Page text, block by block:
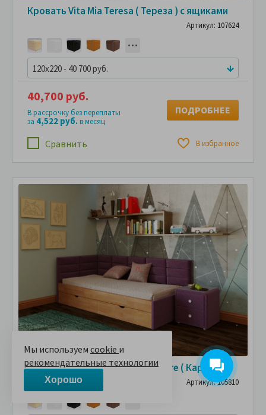
Кровать Vita Mia Teresa ( Тереза ) с ящиками
Артикул: 107624
120x220 - 40 700 руб.
Сравнить В избранное
40,700 руб.
В рассрочку без переплаты
за 4,522 руб.в месяц
ПОДРОБНЕЕ
Кровать угловая ПиноЛетто Kare ( Каре )
Артикул: 105810
Мы используем cookie и
рекомендательные технологии
Хорошо